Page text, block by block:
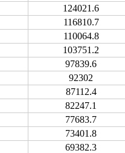
124021.6
116810.7
110064.8
103751.2
97839.6
92302
87112.4
82247.1
77683.7
73401.8
69382.3